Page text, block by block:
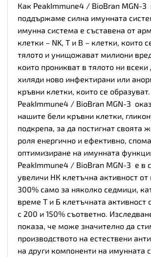
Как PeakImmune4 / BioBran MGN-3
поддържаме силна имунната
имунна система е съставена от
клетки – NK, T и В – клетки, които
тялото и унищожават милиони
които проникват в тялото ни всеки
хиляди ново инфектирани или
кръвни клетки, които се образуват.
PeakImmune4 / BioBran MGN-3
нашите бели кръвни клетки,
подкрепа, за да постигнат своята
роля енергично и ефективно,
оптимизиране на имунната
PeakImmune4 / BioBran MGN-3 е в
увеличи НК клетъчна активност от
300% само за няколко седмици,
време Т и Б клетъчната активност
с 200 и 150% съответно.
показа, че може значително да
производството на естествени
на други компоненти на имунната